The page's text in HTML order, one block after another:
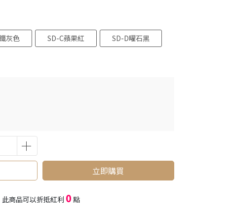
灰色 SD-C蘋果紅
SD-D曜石黑
立即購買
此商品可以折抵紅利 0 點